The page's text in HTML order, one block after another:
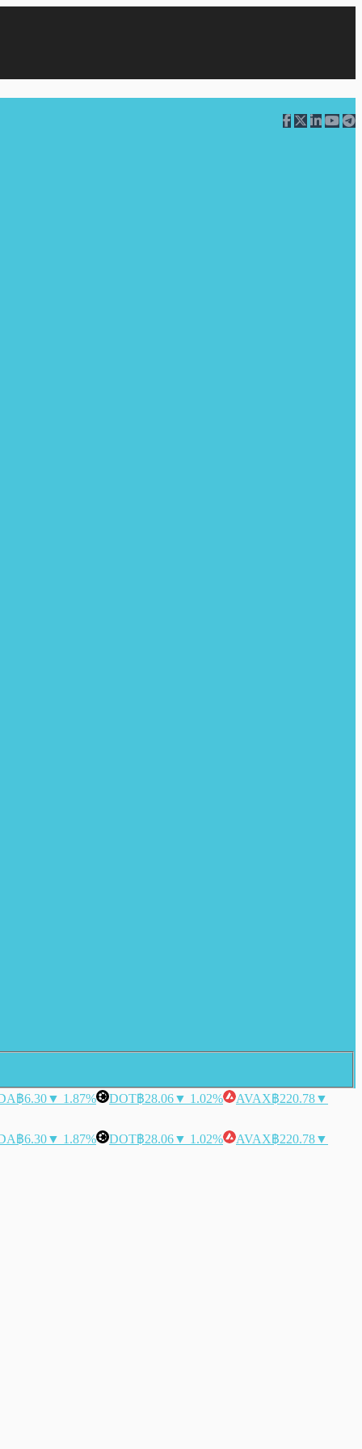
฿6.30▼ 1.87% DOT฿28.06▼ 1.02% AVAX฿220.78▼
฿6.30▼ 1.87% DOT฿28.06▼ 1.02% AVAX฿220.78▼